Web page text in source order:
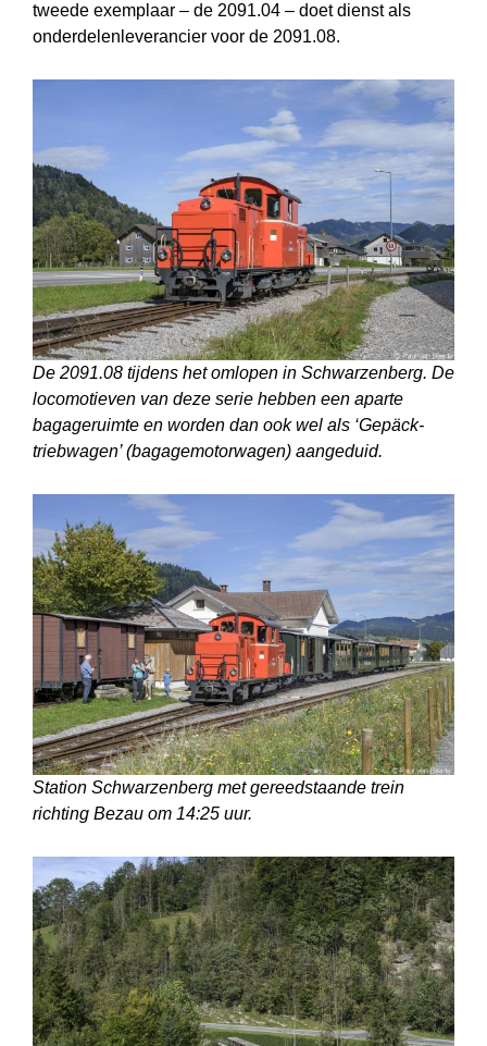
tweede exem­plaar – de 2091.04 – doet dienst als
onderdelenleverancier voor de 2091.08.
De 2091.08 tijdens het omlopen in Schwarzenberg. De
locomotieven van deze serie hebben een aparte
bagageruimte en worden dan ook wel als ‘Gepäck­
triebwagen’ (bagagemotorwagen) aangeduid.
Station Schwarzenberg met gereedstaande trein
richting Bezau om 14:25 uur.